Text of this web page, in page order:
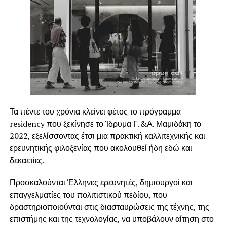
προκατάληψη, ότι δηλ. δεν μπορεί να ανταποκριθεί στις
απαιτήσεις του εργοδότη ή του προϊσταμένου του, ότι
ίσως δεν θα του δοθούν οι ευκαιρίες για προσωπική
ανέλιξη στην ιεραρχία, ή διακατέχεται από διαρκή φόβο
πλήρους αποτυχίας και απόρριψης.
Ποια είναι τα κίνητρα :
Η διαδικασία παραχώρησης κινήτρων για την
αποτελεσματικότερη απόδοση και την ταχύτατη
προσαρμογή των νέων στελεχών εγκυμονεί κινδύνους
και αρκετές φορές προκαλεί αδιέξοδα στην ίδια την
επιχείρηση.
Πρώτον
εργαζόμενου δεν ταυτίζονται με του στόχους του
επιχειρηματία
Δεύτερονγιατί το αναμενόμενο αποτέλεσμα
Τα πέντε του χρόνια κλείνει φέτος το πρόγραμμα
residency που ξεκίνησε το Ίδρυμα Γ.&Α. Μαμιδάκη το
2022, εξελίσσοντας έτσι μια πρακτική καλλιτεχνικής και
ερευνητικής φιλοξενίας που ακολουθεί ήδη εδώ και
δεκαετίες.
Προσκαλούνται Έλληνες ερευνητές, δημιουργοί και
επαγγελματίες του πολιτιστικού πεδίου, που
δραστηριοποιούνται στις διασταυρώσεις της τέχνης, της
επιστήμης και της τεχνολογίας, να υποβάλουν αίτηση στο